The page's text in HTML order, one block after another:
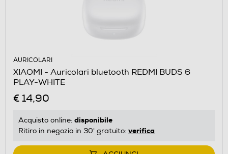
AURICOLARI
XIAOMI - Auricolari bluetooth REDMI BUDS 6
PLAY-WHITE
€ 14,90
Acquisto online: disponibile
Ritiro in negozio in 30' gratuito: verifica